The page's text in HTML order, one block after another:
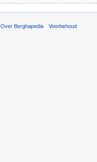
Over Berghapedia Voorbehoud